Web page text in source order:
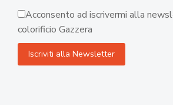
Acconsento ad iscrivermi alla
colorificio Gazzera